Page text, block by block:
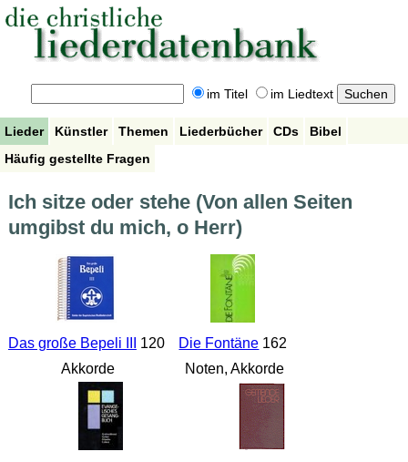
im Titel im Liedtext
Lieder Künstler Themen Liederbücher CDs
Bibel
Häufig gestellte Fragen
Ich sitze oder stehe (Von allen Seiten
umgibst du mich, o Herr)
Das große Bepeli III
120
Akkorde
Die Fontäne 162
Noten, Akkorde